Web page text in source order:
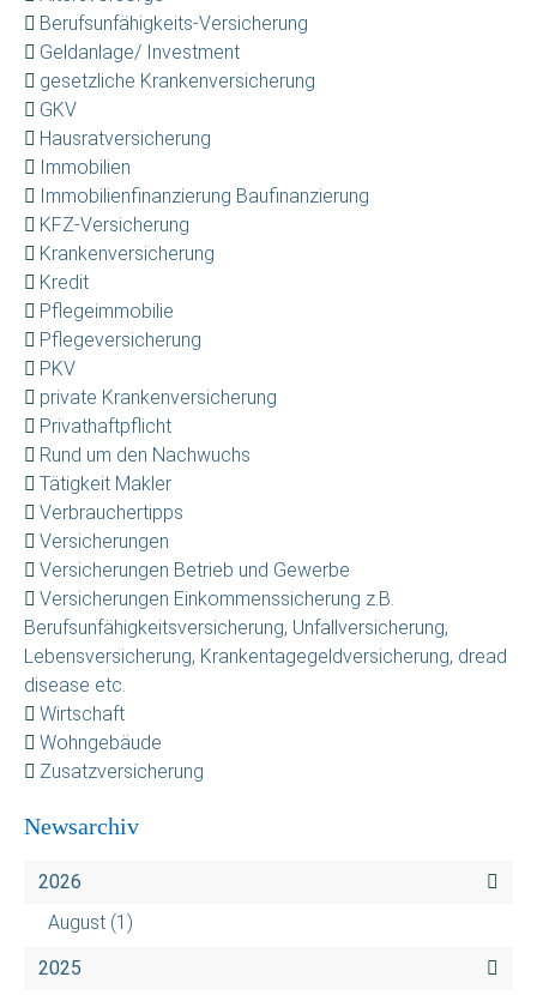
Berufsunfähigkeits-Versicherung
Geldanlage/ Investment
gesetzliche Krankenversicherung
GKV
Hausratversicherung
Immobilien
Immobilienfinanzierung Baufinanzierung
KFZ-Versicherung
Krankenversicherung
Kredit
Pflegeimmobilie
Pflegeversicherung
PKV
private Krankenversicherung
Privathaftpflicht
Rund um den Nachwuchs
Tätigkeit Makler
Verbrauchertipps
Versicherungen
Versicherungen Betrieb und Gewerbe
Versicherungen Einkommenssicherung z.B.
Berufsunfähigkeitsversicherung, Unfallversicherung,
Lebensversicherung, Krankentagegeldversicherung, dread
disease etc.
Wirtschaft
Wohngebäude
Zusatzversicherung
Newsarchiv
2026
August (1)
2025